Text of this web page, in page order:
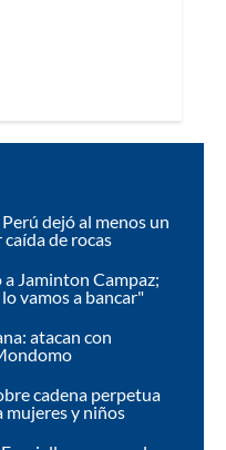
dejó al menos un
de rocas
Jaminton Campaz;
vamos a bancar"
atacan con
cadena perpetua
mujeres y niños